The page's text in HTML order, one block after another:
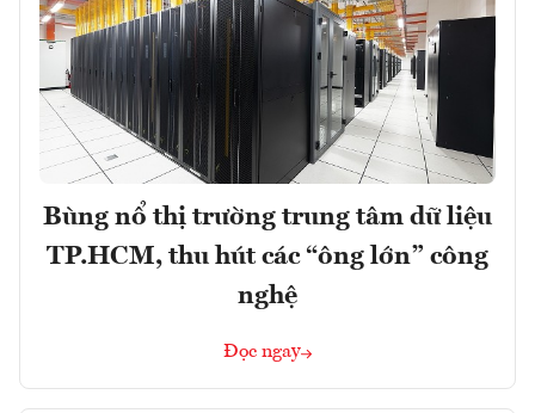
Bùng nổ thị trường trung tâm dữ liệu
TP.HCM, thu hút các “ông lớn” công
nghệ
Đọc ngay